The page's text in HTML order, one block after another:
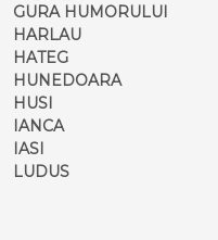
GURA HUMORULUI
HARLAU
HATEG
HUNEDOARA
HUSI
IANCA
IASI
LUDUS